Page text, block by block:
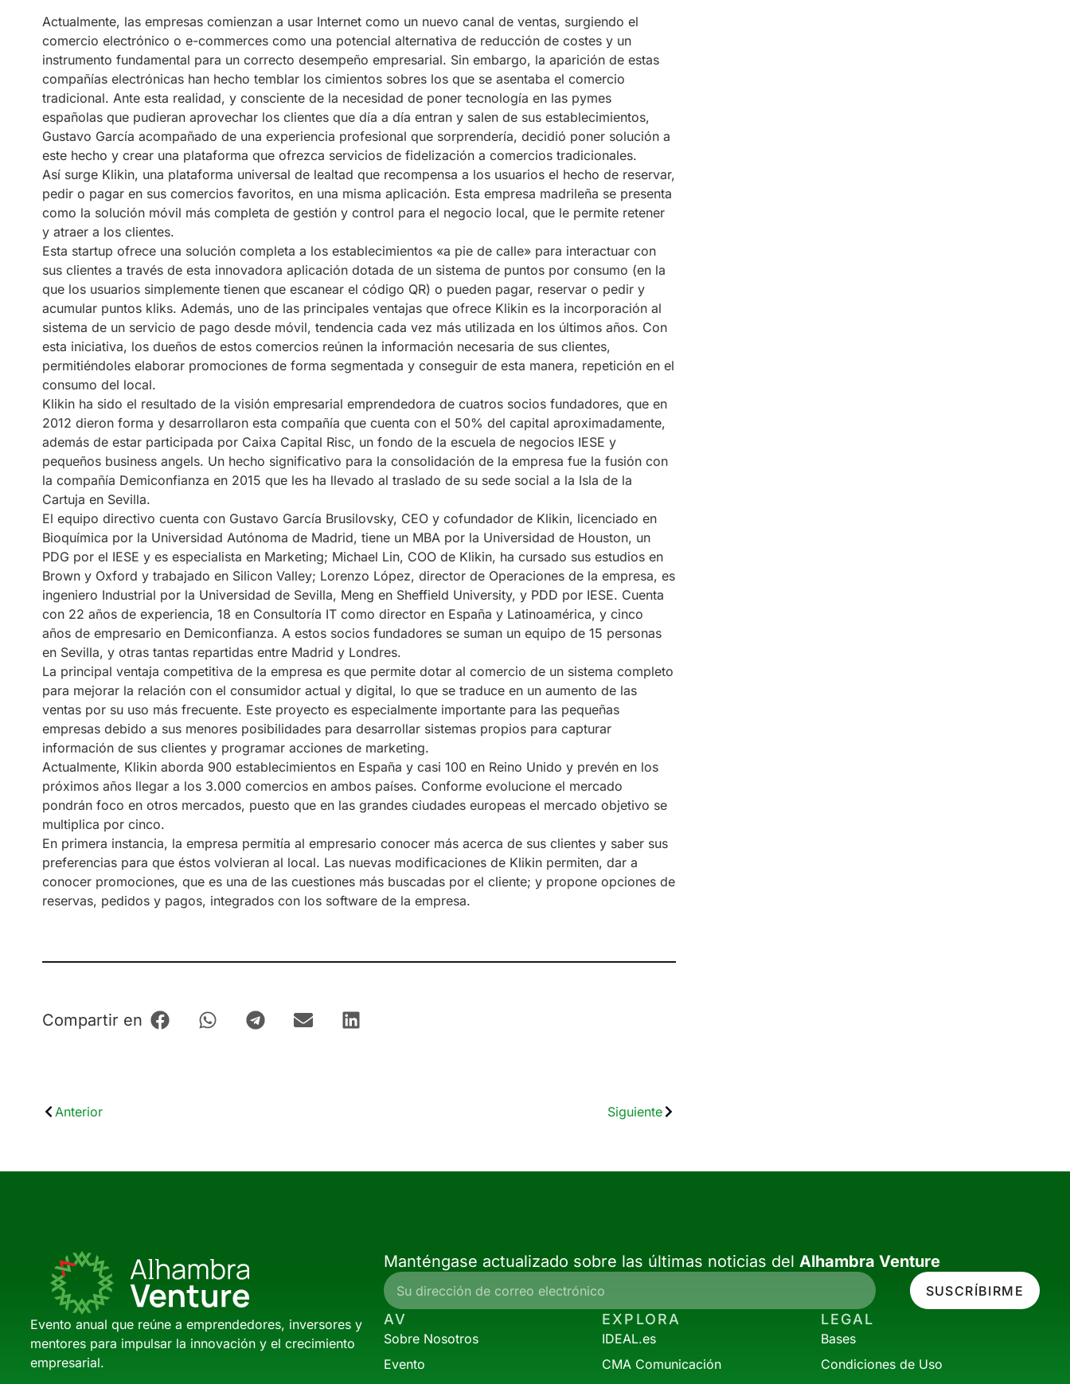
Actualmente, las empresas comienzan a usar Internet como un nuevo canal de ventas, surgiendo el
comercio electrónico o e-commerces como una potencial alternativa de reducción de costes y un
instrumento fundamental para un correcto desempeño empresarial. Sin embargo, la aparición de estas
compañías electrónicas han hecho temblar los cimientos sobres los que se asentaba el comercio
tradicional. Ante esta realidad, y consciente de la necesidad de poner tecnología en las pymes
españolas que pudieran aprovechar los clientes que día a día entran y salen de sus establecimientos,
Gustavo García acompañado de una experiencia profesional que sorprendería, decidió poner solución a
este hecho y crear una plataforma que ofrezca servicios de fidelización a comercios tradicionales.
Así surge Klikin, una plataforma universal de lealtad que recompensa a los usuarios el hecho de reservar,
pedir o pagar en sus comercios favoritos, en una misma aplicación. Esta empresa madrileña se presenta
como la solución móvil más completa de gestión y control para el negocio local, que le permite retener
y atraer a los clientes.
Esta startup ofrece una solución completa a los establecimientos «a pie de calle» para interactuar con
sus clientes a través de esta innovadora aplicación dotada de un sistema de puntos por consumo (en la
que los usuarios simplemente tienen que escanear el código QR) o pueden pagar, reservar o pedir y
acumular puntos kliks. Además, uno de las principales ventajas que ofrece Klikin es la incorporación al
sistema de un servicio de pago desde móvil, tendencia cada vez más utilizada en los últimos años. Con
esta iniciativa, los dueños de estos comercios reúnen la información necesaria de sus clientes,
permitiéndoles elaborar promociones de forma segmentada y conseguir de esta manera, repetición en el
consumo del local.
Klikin ha sido el resultado de la visión empresarial emprendedora de cuatros socios fundadores, que en
2012 dieron forma y desarrollaron esta compañía que cuenta con el 50% del capital aproximadamente,
además de estar participada por Caixa Capital Risc, un fondo de la escuela de negocios IESE y
pequeños business angels. Un hecho significativo para la consolidación de la empresa fue la fusión con
la compañía Demiconfianza en 2015 que les ha llevado al traslado de su sede social a la Isla de la
Cartuja en Sevilla.
El equipo directivo cuenta con Gustavo García Brusilovsky, CEO y cofundador de Klikin, licenciado en
Bioquímica por la Universidad Autónoma de Madrid, tiene un MBA por la Universidad de Houston, un
PDG por el IESE y es especialista en Marketing; Michael Lin, COO de Klikin, ha cursado sus estudios en
Brown y Oxford y trabajado en Silicon Valley; Lorenzo López, director de Operaciones de la empresa, es
ingeniero Industrial por la Universidad de Sevilla, Meng en Sheffield University, y PDD por IESE. Cuenta
con 22 años de experiencia, 18 en Consultoría IT como director en España y Latinoamérica, y cinco
años de empresario en Demiconfianza. A estos socios fundadores se suman un equipo de 15 personas
en Sevilla, y otras tantas repartidas entre Madrid y Londres.
La principal ventaja competitiva de la empresa es que permite dotar al comercio de un sistema completo
para mejorar la relación con el consumidor actual y digital, lo que se traduce en un aumento de las
ventas por su uso más frecuente. Este proyecto es especialmente importante para las pequeñas
empresas debido a sus menores posibilidades para desarrollar sistemas propios para capturar
información de sus clientes y programar acciones de marketing.
Actualmente, Klikin aborda 900 establecimientos en España y casi 100 en Reino Unido y prevén en los
próximos años llegar a los 3.000 comercios en ambos países. Conforme evolucione el mercado
pondrán foco en otros mercados, puesto que en las grandes ciudades europeas el mercado objetivo se
multiplica por cinco.
En primera instancia, la empresa permitía al empresario conocer más acerca de sus clientes y saber sus
preferencias para que éstos volvieran al local. Las nuevas modificaciones de Klikin permiten, dar a
conocer promociones, que es una de las cuestiones más buscadas por el cliente; y propone opciones de
reservas, pedidos y pagos, integrados con los software de la empresa.
Compartir en
Anterior Siguiente
Evento anual que reúne a emprendedores, inversores y
mentores para impulsar la innovación y el crecimiento
empresarial.
Manténgase actualizado sobre las últimas noticias del Alhambra Venture
SUSCRÍBIRME
AV
Sobre Nosotros
Evento
EXPLORA
IDEAL.es
CMA Comunicación
LEGAL
Bases
Condiciones de Uso